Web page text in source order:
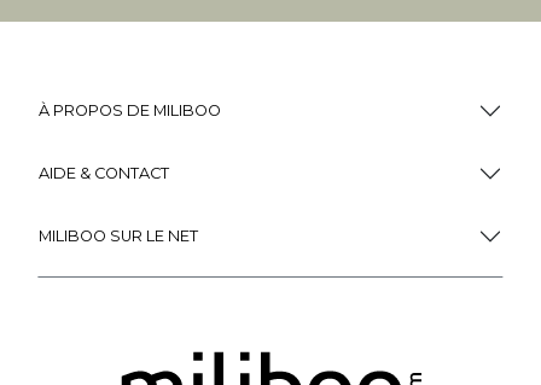
À PROPOS DE MILIBOO
AIDE & CONTACT
MILIBOO SUR LE NET